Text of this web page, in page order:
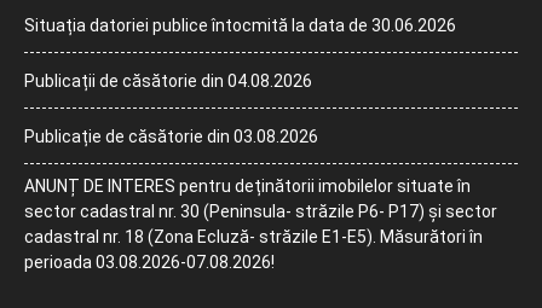
Situația datoriei publice întocmită la data de 30.06.2026
Publicații de căsătorie din 04.08.2026
Publicație de căsătorie din 03.08.2026
ANUNȚ DE INTERES pentru deținătorii imobilelor situate în
sector cadastral nr. 30 (Peninsula- străzile P6- P17) și sector
cadastral nr. 18 (Zona Ecluză- străzile E1-E5). Măsurători în
perioada 03.08.2026-07.08.2026!